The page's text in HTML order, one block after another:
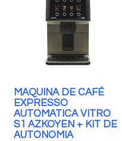
MAQUINA DE CAFÉ
EXPRESSO
AUTOMATICA VITRO
S1 AZKOYEN + KIT DE
AUTONOMIA